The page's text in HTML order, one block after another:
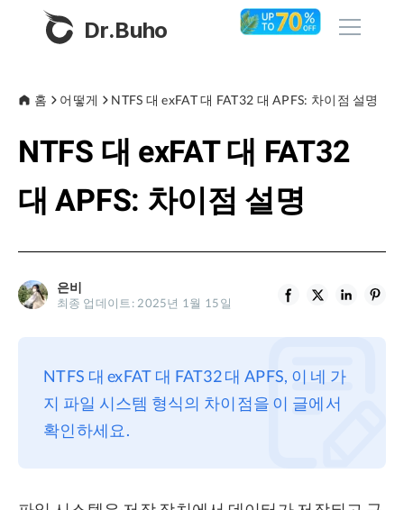
Dr.Buho
제품
BuhoCleaner
BuhoRepair
BuhoNTFS
스토어
소개
지원
프라이버시
홈 어떻게 NTFS 대 exFAT 대 FAT32 대 APFS: 차이점 설명
NTFS 대 exFAT 대 FAT32
대 APFS: 차이점 설명
은비
최종 업데이트: 2025년 1월 15일
NTFS 대 exFAT 대 FAT32 대 APFS, 이 네 가
지 파일 시스템 형식의 차이점을 이 글에서
확인하세요.